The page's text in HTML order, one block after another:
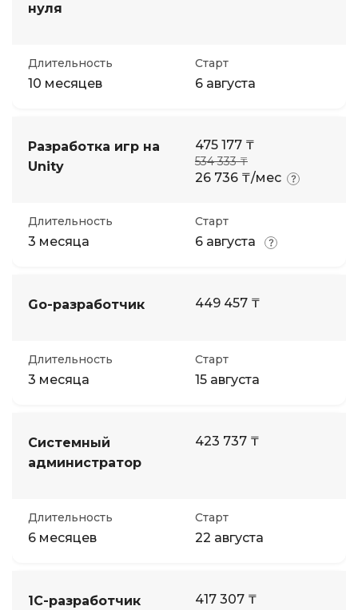
нуля
Длительность
10 месяцев
Старт
6 августа
Разработка игр на
Unity
475 177 ₸
534 333 ₸
26 736 ₸/мес
Длительность
3 месяца
Старт
6 августа
Go-разработчик 449 457 ₸
Длительность
3 месяца
Старт
15 августа
Системный
администратор
423 737 ₸
Длительность
6 месяцев
Старт
22 августа
1С-разработчик 417 307 ₸